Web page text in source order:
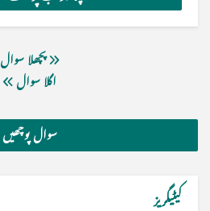
پچھلا سوال
اگلا سوال
سوال پوچھیں
کیٹیگریز